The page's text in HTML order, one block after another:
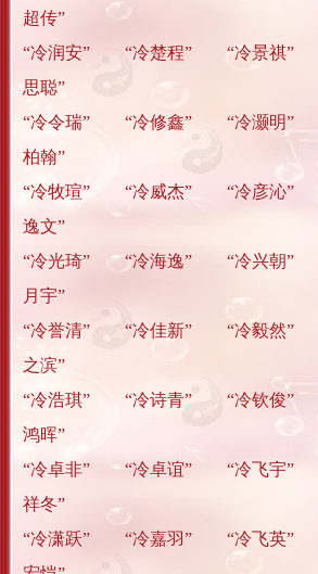
超传”
“冷润安” “冷楚程” “冷景祺
思聪”
“冷令瑞” “冷修鑫” “冷灏明
柏翰”
“冷牧瑄” “冷威杰” “冷彦沁
逸文”
“冷光琦” “冷海逸” “冷兴朝
月宇”
“冷誉清” “冷佳新” “冷毅然
之滨”
“冷浩琪” “冷诗青” “冷钦俊
鸿晖”
“冷卓非” “冷卓谊” “冷飞宇
祥冬”
“冷潇跃” “冷嘉羽” “冷飞英